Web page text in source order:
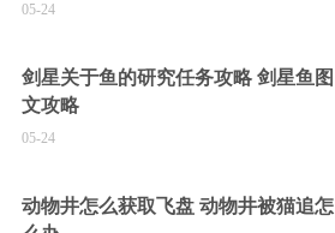
05-24
剑星关于鱼的研究任务攻略 剑星鱼图
文攻略
05-24
动物井怎么获取飞盘 动物井被猫追怎